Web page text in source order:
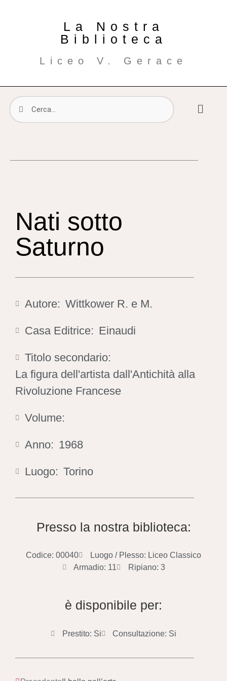
La Nostra
Biblioteca
Liceo V. Gerace
Nati sotto
Saturno
Autore: Wittkower R. e M.
Casa Editrice: Einaudi
Titolo secondario:
La figura dell'artista dall'Antichità alla
Rivoluzione Francese
Volume:
Anno: 1968
Luogo: Torino
Presso la nostra biblioteca:
Codice: 00040
Luogo / Plesso: Liceo Classico
Armadio: 11
Ripiano: 3
è disponibile per:
Prestito: Si Consultazione: Si